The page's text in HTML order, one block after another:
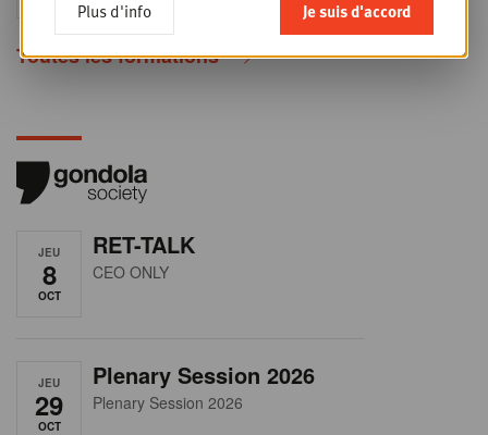
Toutes les formations
JEU
8
OCT
RET-TALK
CEO ONLY
JEU
29
OCT
Plenary Session 2026
Plenary Session 2026
Plus d'info Je suis d'accord